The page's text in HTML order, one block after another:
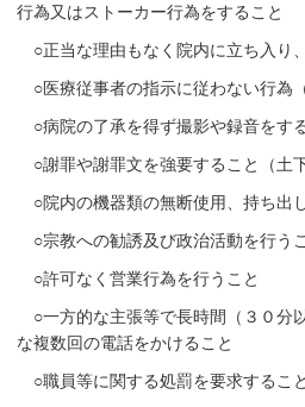
行為又はストーカー行為をすること
○正当な理由もなく院内に立ち入り
○医療従事者の指示に従わない行為
○病院の了承を得ず撮影や録音をす
○謝罪や謝罪文を強要すること（土
○院内の機器類の無断使用、持ち出
○宗教への勧誘及び政治活動を行う
○許可なく営業行為を行うこと
○一方的な主張等で長時間（３０分
な複数回の電話をかけること
○職員等に関する処罰を要求すること